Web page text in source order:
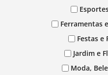
Ferramentas
Festas e
Jardim e
Moda,